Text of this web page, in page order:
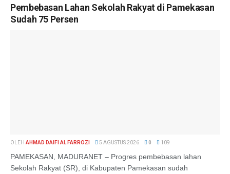
Pembebasan Lahan Sekolah Rakyat di Pamekasan
Sudah 75 Persen
OLEH AHMAD DAIFI AL FARROZI 5 AGUSTUS 2026 0 109
PAMEKASAN, MADURANET – Progres pembebasan lahan
Sekolah Rakyat (SR), di Kabupaten Pamekasan sudah